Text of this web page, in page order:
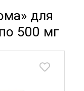
для
500 мг